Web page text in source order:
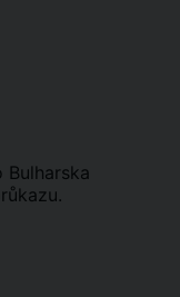
Bulharska